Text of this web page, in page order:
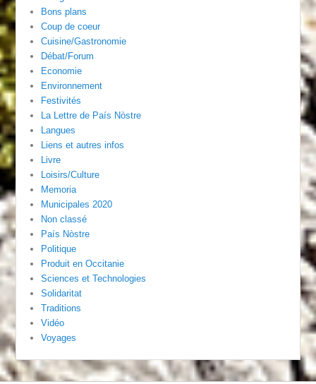
Bons plans
Coup de coeur
Cuisine/Gastronomie
Débat/Forum
Economie
Environnement
Festivités
La Lettre de País Nòstre
Langues
Liens et autres infos
Livre
Loisirs/Culture
Memoria
Municipales 2020
Non classé
País Nòstre
Politique
Produit en Occitanie
Sciences et Technologies
Solidaritat
Traditions
Vidéo
Voyages